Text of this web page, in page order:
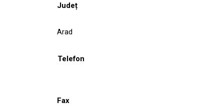
Județ
Arad
Telefon
Fax